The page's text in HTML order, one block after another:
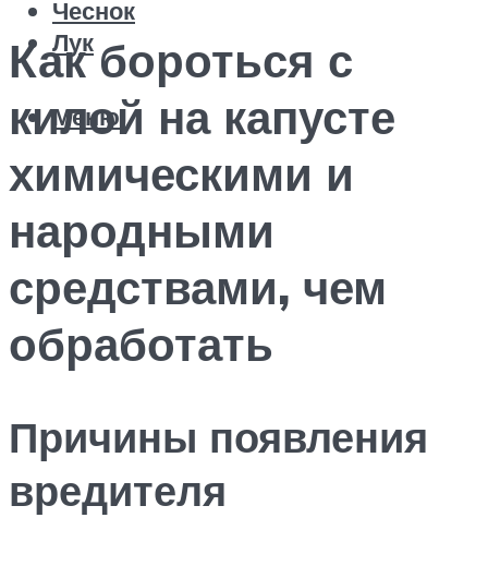
Чеснок
Лук
Меню
Как бороться с
килой на капусте
химическими и
народными
средствами, чем
обработать
Причины появления
вредителя